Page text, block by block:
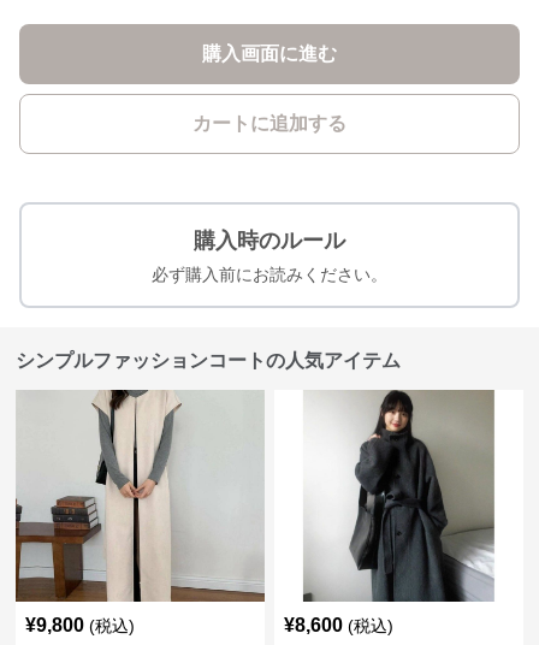
購入画面に進む
カートに追加する
購入時のルール
必ず購入前にお読みください。
シンプルファッションコートの人気アイテム
¥9,800 (税込) ¥8,600 (税込)